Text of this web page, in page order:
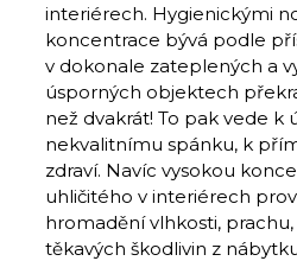
interiérech. Hygienickými
koncentrace bývá podle
v dokonale zateplených a
úsporných objektech
než dvakrát! To pak vede k
nekvalitnímu spánku, k
zdraví. Navíc vysokou
uhličitého v interiérech
hromadění vlhkosti,
těkavých škodlivin z